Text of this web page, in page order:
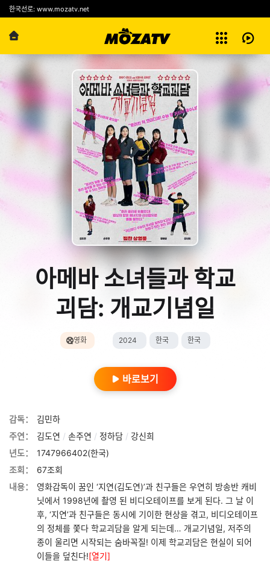
한국선로: www.mozatv.net
전체보기
아메바 소녀들과 학교
괴담: 개교기념일
영화 2024 한국 한국
바로보기
감독：
김민하
주연：
김도연 / 손주연 / 정하담 / 강신희
년도：
1747966402(한국)
조회：
67조회
내용：
영화감독이 꿈인 ‘지연(김도연)’과 친구들은 우연히 방송반 캐비
닛에서 1998년에 촬영 된 비디오테이프를 보게 된다. 그 날 이
후, ‘지연’과 친구들은 동시에 기이한 현상을 겪고, 비디오테이프
의 정체를 쫓다 학교괴담을 알게 되는데… 개교기념일, 저주의
종이 울리면 시작되는 숨바꼭질! 이제 학교괴담은 현실이 되어
이들을 덮친다![열기]